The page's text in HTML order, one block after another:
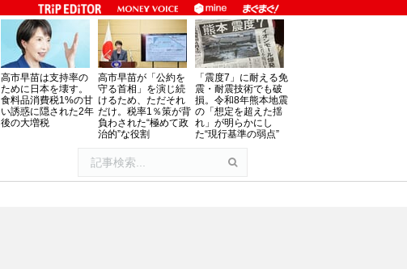
高市早苗は支持率の
ために日本を壊す。
食料品消費税1%の甘
い誘惑に隠された2年
後の大増税
高市早苗が「公約を
守る首相」を演じ続
けるため、ただそれ
だけ。税率1％策が背
負わされた“極めて政
治的”な役割
「震度7」に耐える免
震・耐震技術でも破
損。令和8年熊本地震
の「想定を超えた揺
れ」が明らかにし
た“現行基準の弱点”